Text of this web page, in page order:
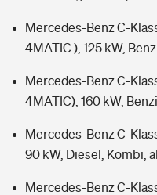
Mercedes-Benz C-
4MATIC ), 125 kW,
Mercedes-Benz C-
4MATIC), 160 kW,
Mercedes-Benz C-
90 kW, Diesel, Kombi,
Mercedes-Benz C-